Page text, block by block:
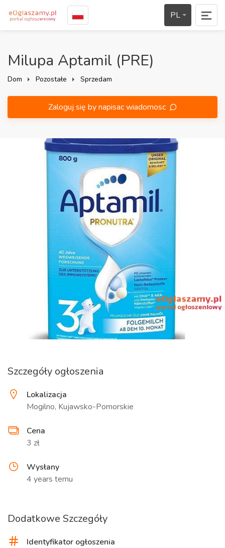
PL
Milupa Aptamil (PRE)
Dom Pozostałe Sprzedam
Zaloguj się by napisac wiadomosc
Szczegóły ogłoszenia
Lokalizacja
Mogilno, Kujawsko-Pomorskie
Cena
3 zł
Wysłany
4 years temu
Dodatkowe Szczegóły
Identyfikator ogłoszenia